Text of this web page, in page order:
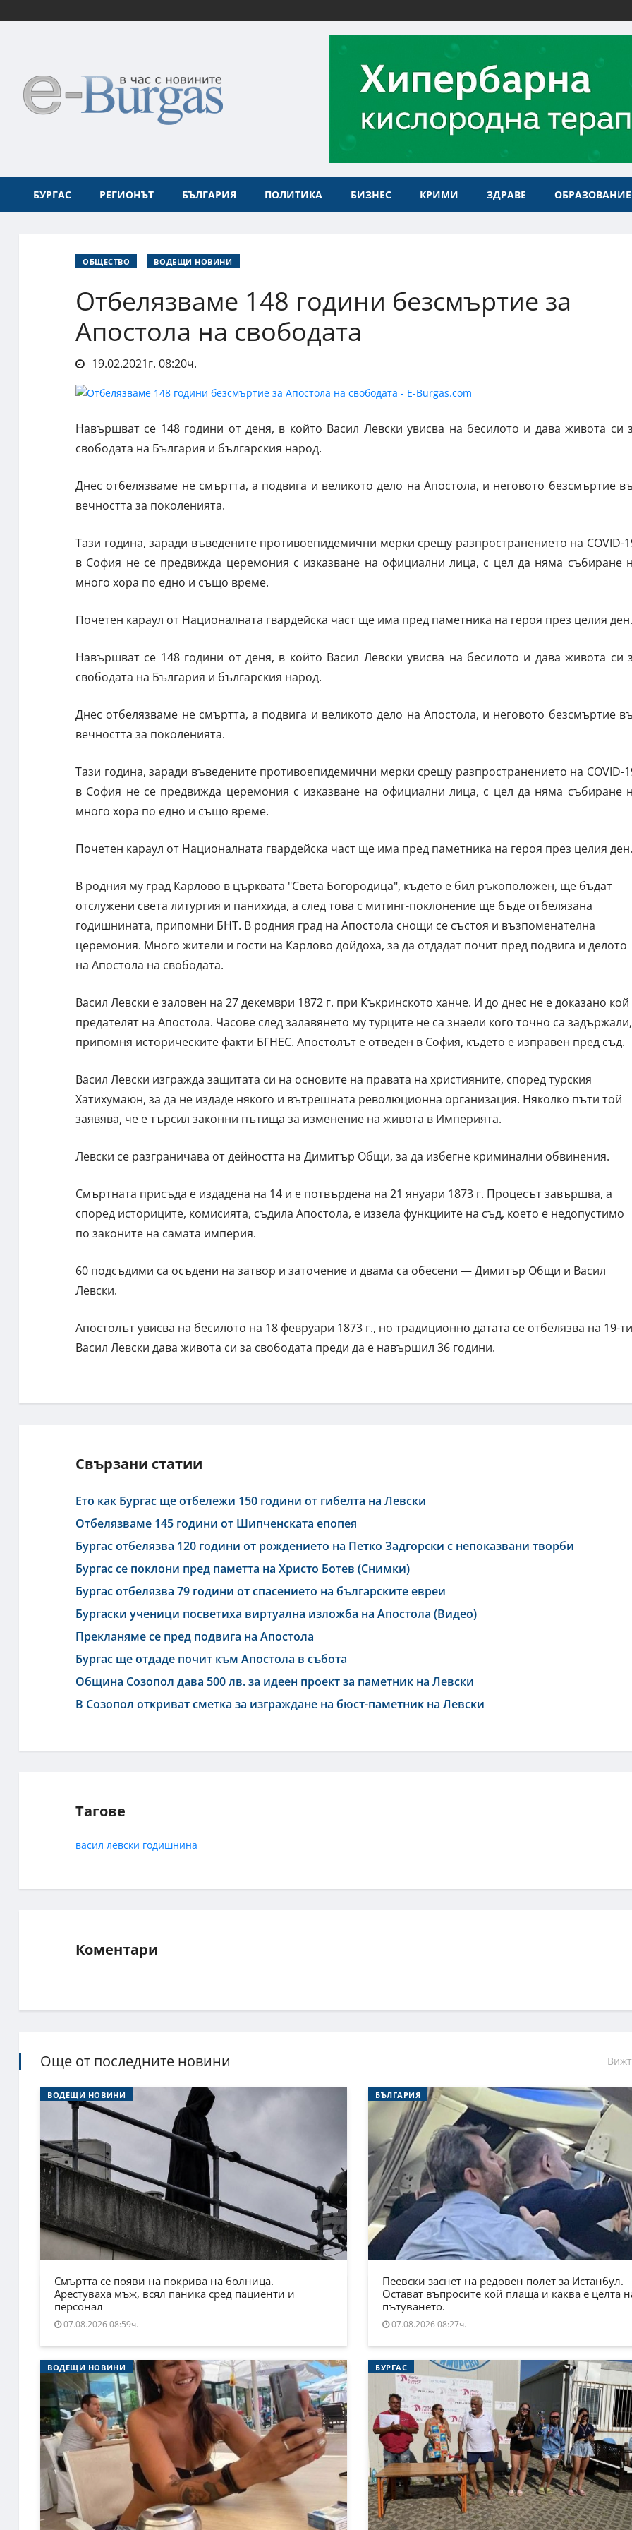
БУРГАС РЕГИОНЪТ БЪЛГАРИЯ ПОЛИТИКА БИЗНЕС КРИМИ ЗДРАВЕ ОБРАЗОВАНИЕ
ОБЩЕСТВО ВОДЕЩИ НОВИНИ
Отбелязваме 148 години безсмъртие за
Апостола на свободата
19.02.2021г. 08:20ч.
Навършват се 148 години от деня, в който Васил Левски увисва на бесилото и дава живота си
свободата на България и българския народ.
Днес отбелязваме не смъртта, а подвига и великото дело на Апостола, и неговото безсмъртие
вечността за поколенията.
Тази година, заради въведените противоепидемични мерки срещу разпространението на COVID-
в София не се предвижда церемония с изказване на официални лица, с цел да няма събиране
много хора по едно и също време.
Почетен караул от Националната гвардейска част ще има пред паметника на героя през целия ден.
Навършват се 148 години от деня, в който Васил Левски увисва на бесилото и дава живота си
свободата на България и българския народ.
Днес отбелязваме не смъртта, а подвига и великото дело на Апостола, и неговото безсмъртие
вечността за поколенията.
Тази година, заради въведените противоепидемични мерки срещу разпространението на COVID-
в София не се предвижда церемония с изказване на официални лица, с цел да няма събиране
много хора по едно и също време.
Почетен караул от Националната гвардейска част ще има пред паметника на героя през целия ден.
В родния му град Карлово в църквата "Света Богородица", където е бил ръкоположен, ще бъдат
отслужени света литургия и панихида, а след това с митинг-поклонение ще бъде отбелязана
годишнината, припомни БНТ. В родния град на Апостола снощи се състоя и възпоменателна
церемония. Много жители и гости на Карлово дойдоха, за да отдадат почит пред подвига и делото
на Апостола на свободата.
Васил Левски е заловен на 27 декември 1872 г. при Къкринското ханче. И до днес не е доказано кой
предателят на Апостола. Часове след залавянето му турците не са знаели кого точно са задържали,
припомня историческите факти БГНЕС. Апостолът е отведен в София, където е изправен пред съд.
Васил Левски изгражда защитата си на основите на правата на християните, според турския
Хатихумаюн, за да не издаде някого и вътрешната революционна организация. Няколко пъти той
заявява, че е търсил законни пътища за изменение на живота в Империята.
Левски се разграничава от дейността на Димитър Общи, за да избегне криминални обвинения.
Смъртната присъда е издадена на 14 и е потвърдена на 21 януари 1873 г. Процесът завършва, а
според историците, комисията, съдила Апостола, е иззела функциите на съд, което е недопустимо
по законите на самата империя.
60 подсъдими са осъдени на затвор и заточение и двама са обесени — Димитър Общи и Васил
Левски.
Апостолът увисва на бесилото на 18 февруари 1873 г., но традиционно датата се отбелязва на 19-
Васил Левски дава живота си за свободата преди да е навършил 36 години.
Свързани статии
Ето как Бургас ще отбележи 150 години от гибелта на Левски
Отбелязваме 145 години от Шипченската епопея
Бургас отбелязва 120 години от рождението на Петко Задгорски с непоказвани творби
Бургас се поклони пред паметта на Христо Ботев (Снимки)
Бургас отбелязва 79 години от спасението на българските евреи
Бургаски ученици посветиха виртуална изложба на Апостола (Видео)
Прекланяме се пред подвига на Апостола
Бургас ще отдаде почит към Апостола в събота
Община Созопол дава 500 лв. за идеен проект за паметник на Левски
В Созопол откриват сметка за изграждане на бюст-паметник на Левски
Тагове
васил левски годишнина
Коментари
Още от последните новини
ВОДЕЩИ НОВИНИ
Смъртта се появи на покрива на болница.
Арестуваха мъж, всял паника сред пациенти и
персонал
07.08.2026 08:59ч.
БЪЛГАРИЯ
Пеевски заснет на редовен полет за Истанбул.
Остават въпросите кой плаща и каква е целта
пътуването.
07.08.2026 08:27ч.
ВОДЕЩИ НОВИНИ БУРГАС